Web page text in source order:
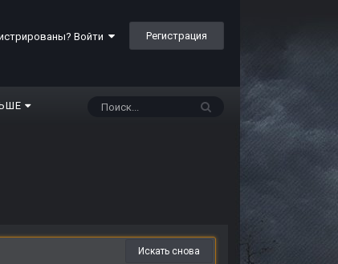
Войти Регистрация
Искать снова